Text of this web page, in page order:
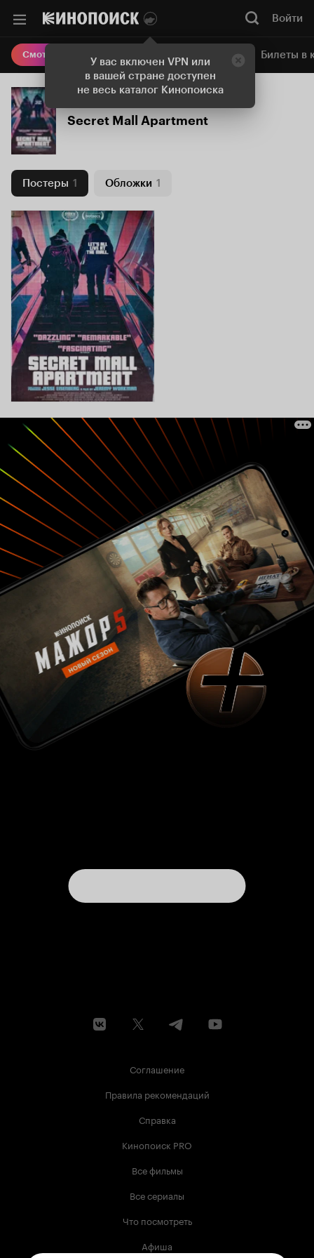
У вас включен VPN или
в вашей стране доступен
не весь каталог Кинопоиска
Войти
Смотреть кино Онлайн-кинотеатр Билеты в
Secret Mall Apartment
Постеры 1 Обложки 1
Соглашение
Правила рекомендаций
Справка
Кинопоиск PRO
Все фильмы
Все сериалы
Что посмотреть
Афиша